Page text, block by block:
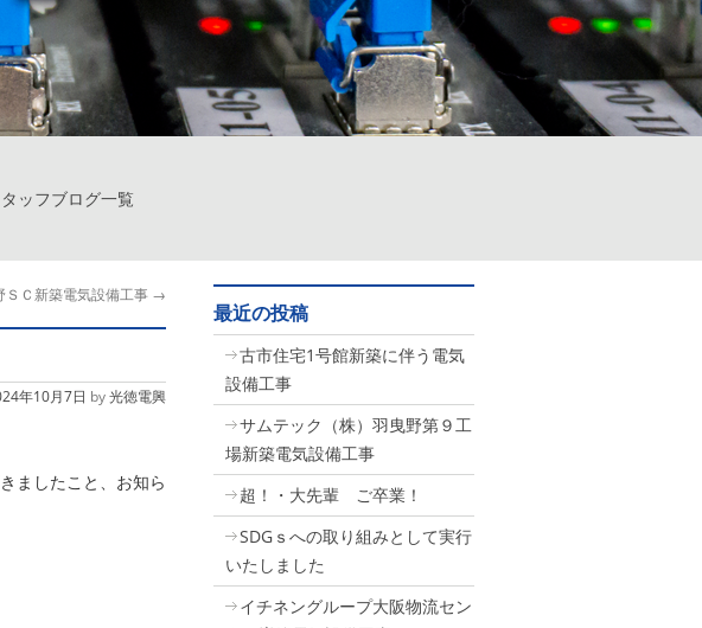
ッフブログ一覧
ＳＣ新築電気設備工事 →
年10月7日 by光徳電興
ましたこと、お知ら
最近の投稿
古市住宅1号館新築に伴う電気
設備工事
サムテック（株）羽曳野第９工
場新築電気設備工事
超！・大先輩 ご卒業！
SDGｓへの取り組みとして実行
いたしました
イチネングループ大阪物流セン